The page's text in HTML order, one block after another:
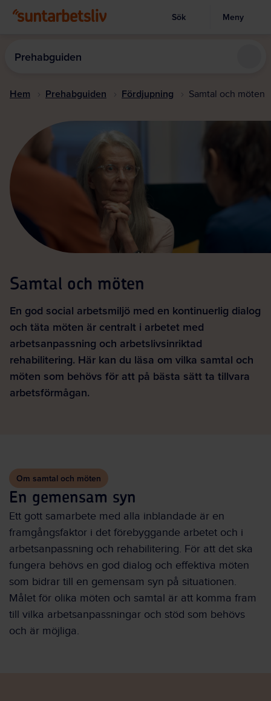
Visa sökruta
Sök Meny
Prehabguiden
Hem Prehabguiden Fördjupning Samtal och möten
Samtal och möten
En god social arbetsmiljö med en kontinuerlig dialog
och täta möten är centralt i arbetet med
arbetsanpassning och arbetslivsinriktad
rehabilitering. Här kan du läsa om vilka samtal och
möten som behövs för att på bästa sätt ta tillvara
arbetsförmågan.
Om samtal och möten
En gemensam syn
Ett gott samarbete med alla inblandade är en
framgångsfaktor i det förebyggande arbetet och i
arbetsanpassning och rehabilitering. För att det ska
fungera behövs en god dialog och effektiva möten
som bidrar till en gemensam syn på situationen.
Målet för olika möten och samtal är att komma fram
till vilka arbetsanpassningar och stöd som behövs
och är möjliga.